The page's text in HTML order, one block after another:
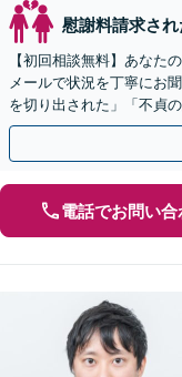
慰謝料請求され
【初回相談無料】あなた
メールで状況を丁寧にお
を切り出された」「不貞
【リーズナブルな料金設
電話でお問い合